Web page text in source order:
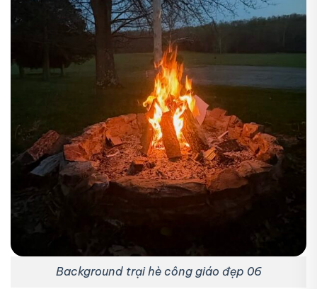
Background trại hè công giáo đẹp 06